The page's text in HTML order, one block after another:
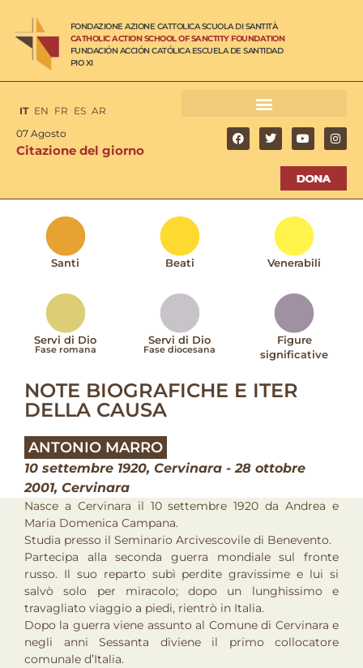
FONDAZIONE AZIONE CATTOLICA SCUOLA DI SANTITÀ
CATHOLIC ACTION SCHOOL OF SANCTITY FOUNDATION
FUNDACIÓN ACCIÓN CATÓLICA ESCUELA DE SANTIDAD
PIO XI
IT EN FR ES AR
07 Agosto
Citazione del giorno
Santi Beati Venerabili
Servi di Dio
Fase romana
Servi di Dio
Fase diocesana
Figure
significative
NOTE BIOGRAFICHE E ITER
DELLA CAUSA
ANTONIO MARRO
10 settembre 1920, Cervinara - 28 ottobre
2001, Cervinara
Nasce a Cervinara il 10 settembre 1920 da Andrea e
Maria Domenica Campana.
Studia presso il Seminario Arcivescovile di Benevento.
Partecipa alla seconda guerra mondiale sul fronte
russo. Il suo reparto subì perdite gravissime e lui si
salvò solo per miracolo; dopo un lunghissimo e
travagliato viaggio a piedi, rientrò in Italia.
Dopo la guerra viene assunto al Comune di Cervinara e
negli anni Sessanta diviene il primo collocatore
comunale d’Italia.